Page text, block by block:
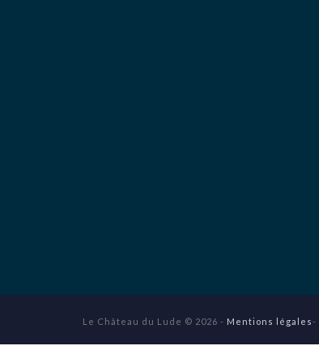
Le Château du Lude © 2026 - Mentions légales-